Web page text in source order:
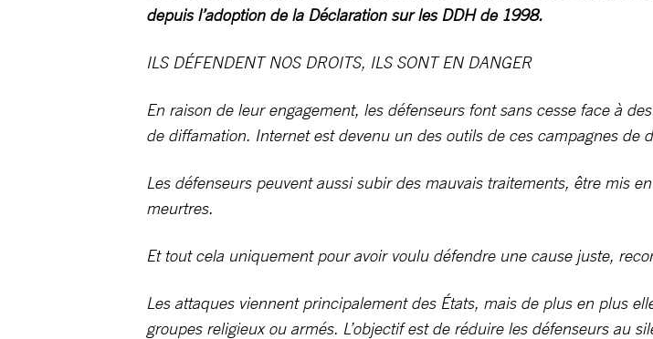
depuis l’adoption de la Déclaration sur les DDH de 1998.
ILS DÉFENDENT NOS DROITS, ILS SONT EN DANGER
En raison de leur engagement, les défenseurs font sans cesse face à
de diffamation. Internet est devenu un des outils de ces campagnes de
Les défenseurs peuvent aussi subir des mauvais traitements, être mis
meurtres.
Et tout cela uniquement pour avoir voulu défendre une cause juste,
Les attaques viennent principalement des États, mais de plus en plus
groupes religieux ou armés. L’objectif est de réduire les défenseurs au